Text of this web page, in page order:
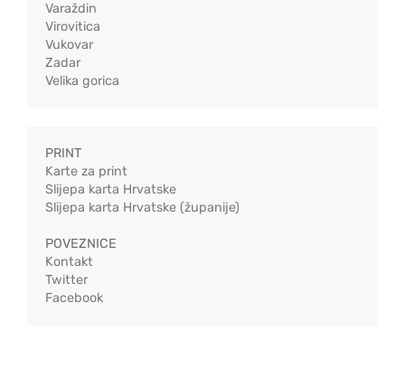
Varaždin
Virovitica
Vukovar
Zadar
Velika gorica
PRINT
Karte za print
Slijepa karta Hrvatske
Slijepa karta Hrvatske (županije)
POVEZNICE
Kontakt
Twitter
Facebook